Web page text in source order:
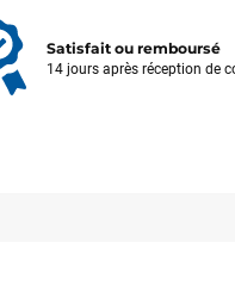
Satisfait ou remboursé
14 jours après réception de